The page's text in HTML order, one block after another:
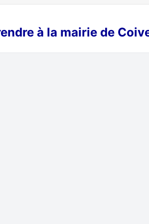
à la mairie de